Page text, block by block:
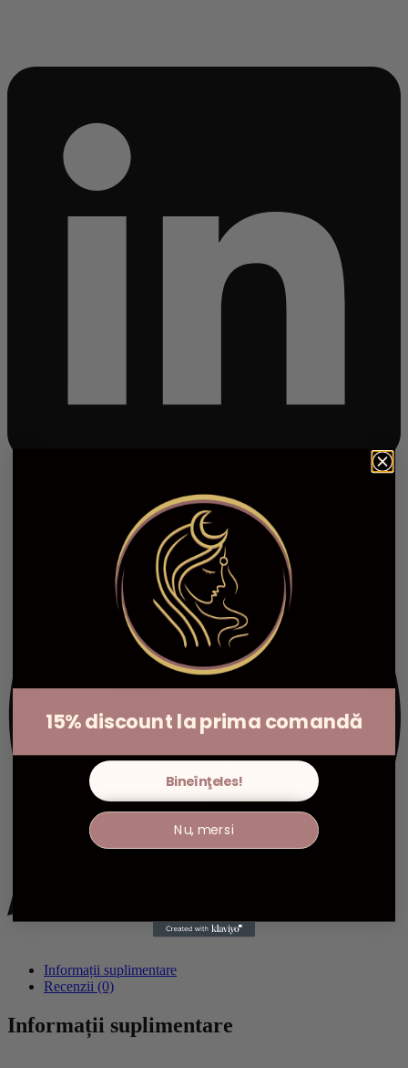
Informații suplimentare
Recenzii (0)
Informații suplimentare
15% discount la prima comandă
Bineînţeles!
Nu, mersi